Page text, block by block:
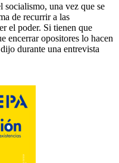
socialismo, una vez que se
de recurrir a las
el poder. Si tienen que
encerrar opositores lo hacen
durante una entrevista